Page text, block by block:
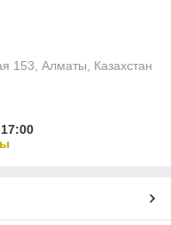
153, Алматы, Казахстан